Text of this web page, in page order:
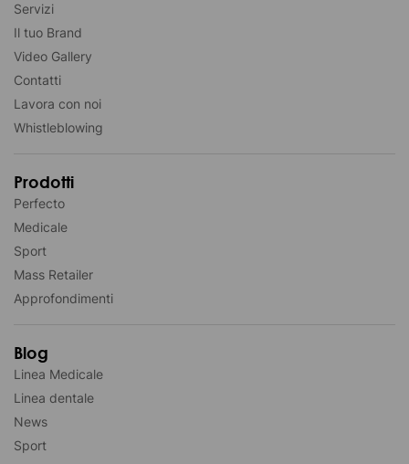
Servizi
Il tuo Brand
Video Gallery
Contatti
Lavora con noi
Whistleblowing
Prodotti
Perfecto
Medicale
Sport
Mass Retailer
Approfondimenti
Blog
Linea Medicale
Linea dentale
News
Sport